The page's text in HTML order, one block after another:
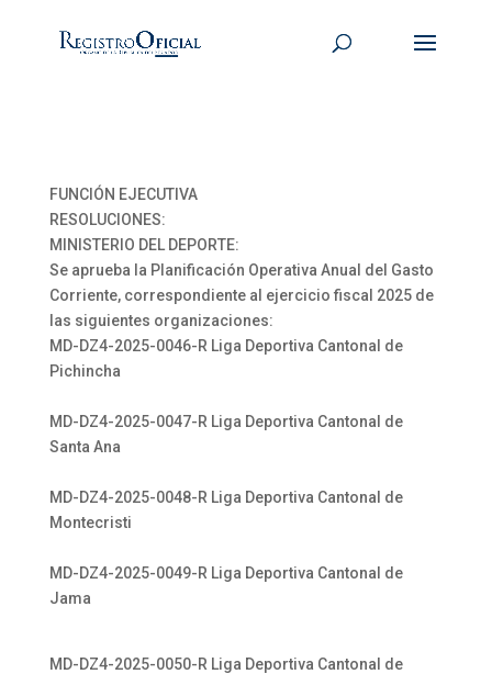
FUNCIÓN EJECUTIVA
RESOLUCIONES:
MINISTERIO DEL DEPORTE:
Se aprueba la Planificación Operativa Anual del Gasto
Corriente, correspondiente al ejercicio fiscal 2025 de
las siguientes organizaciones:
MD-DZ4-2025-0046-R Liga Deportiva Cantonal de
Pichincha
MD-DZ4-2025-0047-R Liga Deportiva Cantonal de
Santa Ana
MD-DZ4-2025-0048-R Liga Deportiva Cantonal de
Montecristi
MD-DZ4-2025-0049-R Liga Deportiva Cantonal de
Jama
MD-DZ4-2025-0050-R Liga Deportiva Cantonal de